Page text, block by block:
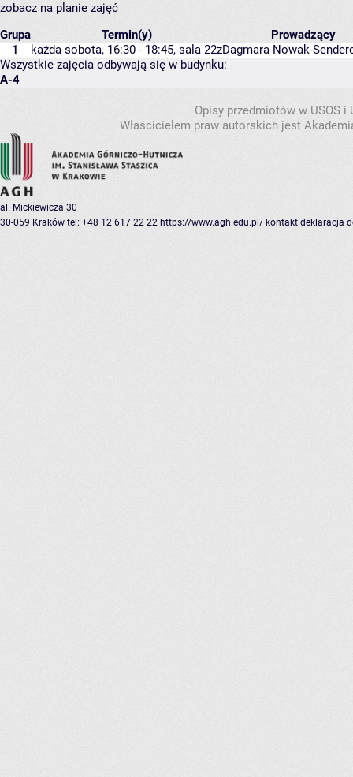
zobacz na planie zajęć
Grupa
Termin(y)
Prowadzący
1
każda sobota, 16:30 - 18:45, sala 22zDagmara Nowak-
Wszystkie zajęcia odbywają się w budynku:
A-4
Opisy przedmiotów w USOS
Właścicielem praw autorskich jest
al. Mickiewicza 30
30-059 Kraków tel: +48 12 617 22 22 https://www.agh.edu.pl/ kontakt deklaracja